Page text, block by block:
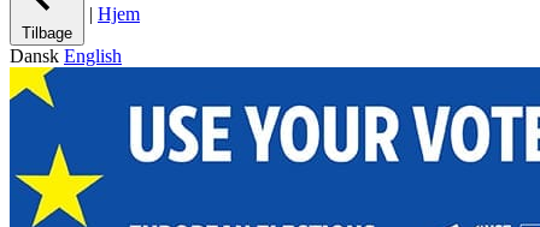
Tilbage
| Hjem
Dansk English